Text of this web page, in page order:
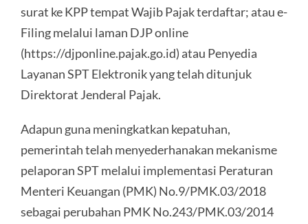
surat ke KPP tempat Wajib Pajak terdaftar; atau e-
Filing melalui laman DJP online
(https://djponline.pajak.go.id) atau Penyedia
Layanan SPT Elektronik yang telah ditunjuk
Direktorat Jenderal Pajak.
Adapun guna meningkatkan kepatuhan,
pemerintah telah menyederhanakan mekanisme
pelaporan SPT melalui implementasi Peraturan
Menteri Keuangan (PMK) No.9/PMK.03/2018
sebagai perubahan PMK No.243/PMK.03/2014